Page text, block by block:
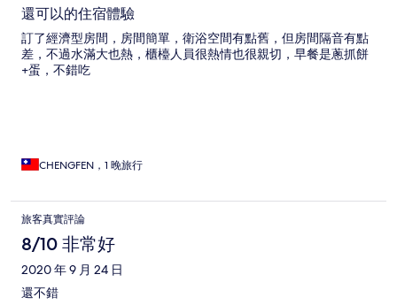
還可以的住宿體驗
訂了經濟型房間，房間簡單，衛浴空間有點舊，但房間隔音有點
差，不過水滿大也熱，櫃檯人員很熱情也很親切，早餐是蔥抓餅
+蛋，不錯吃
CHENGFEN，1 晚旅行
旅客真實評論
8/10 非常好
2020 年 9 月 24 日
還不錯